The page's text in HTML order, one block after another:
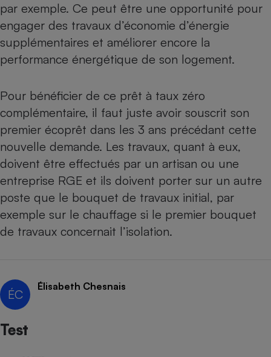
par exemple. Ce peut être une opportunité pour
engager des travaux d’économie d’énergie
supplémentaires et améliorer encore la
performance énergétique de son logement.
Pour bénéficier de ce prêt à taux zéro
complémentaire, il faut juste avoir souscrit son
premier écoprêt dans les 3 ans précédant cette
nouvelle demande. Les travaux, quant à eux,
doivent être effectués par un artisan ou une
entreprise RGE et ils doivent porter sur un autre
poste que le bouquet de travaux initial, par
exemple sur le chauffage si le premier bouquet
de travaux concernait l’isolation.
ÉC
Élisabeth Chesnais
Test
Lave-linge
Plaque de cuisson à
induction
Téléviseur
Téléphone mobile -
Smartphone
Radiateur électrique
Climatiseur -
Ventilateur
Antimoustique